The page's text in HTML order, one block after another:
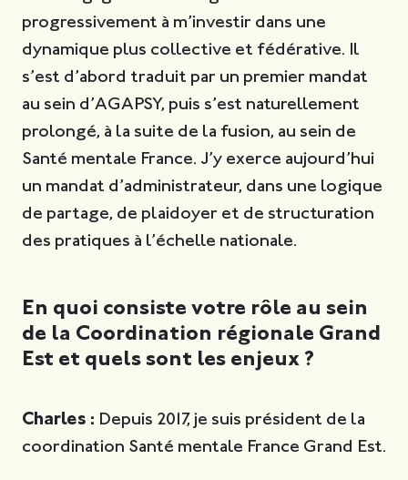
progressivement à m’investir dans une
dynamique plus collective et fédérative. Il
s’est d’abord traduit par un premier mandat
au sein d’AGAPSY, puis s’est naturellement
prolongé, à la suite de la fusion, au sein de
Santé mentale France. J’y exerce aujourd’hui
un mandat d’administrateur, dans une logique
de partage, de plaidoyer et de structuration
des pratiques à l’échelle nationale.
En quoi consiste votre rôle au sein
de la Coordination régionale Grand
Est et quels sont les enjeux ?
Charles : Depuis 2017, je suis président de la
coordination Santé mentale France Grand Est.